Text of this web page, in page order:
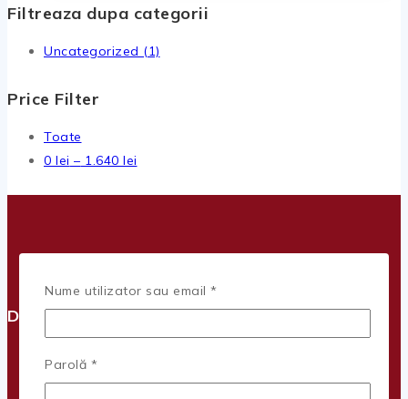
Filtreaza dupa categorii
Uncategorized (1)
Price Filter
Toate
0 lei – 1.640 lei
până
Despre Companie
Nume utilizator sau email *
Parolă *